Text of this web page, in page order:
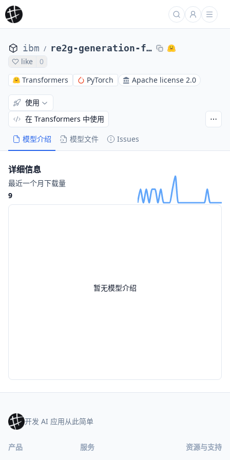
ibm / re2g-generation-fever
like
0
Transformers
PyTorch Apache license 2.0
模型介绍 模型文件 Issues
使用
在 Transformers 中使用
暂无模型介绍
详细信息
最近一个月下载量
9
开发 AI 应用从此简单
产品 服务 资源与支持